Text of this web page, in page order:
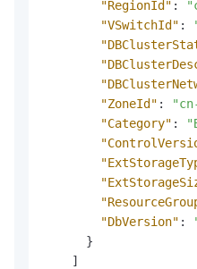
"RegionId" :
"VSwitchId" :
"ZoneId" :
"Category" :
"DbVersion" :
}
]